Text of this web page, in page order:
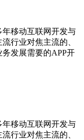
移动互联网开发与
行业对焦主流的、
发展需要的APP开
移动互联网开发与
行业对焦主流的、